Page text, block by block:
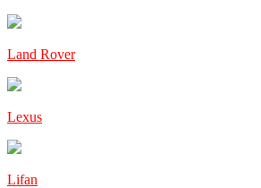
Land Rover
Lexus
Lifan